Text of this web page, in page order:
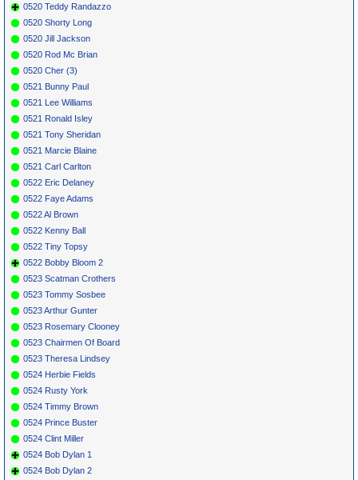
0520 Teddy Randazzo
0520 Shorty Long
0520 Jill Jackson
0520 Rod Mc Brian
0520 Cher (3)
0521 Bunny Paul
0521 Lee Williams
0521 Ronald Isley
0521 Tony Sheridan
0521 Marcie Blaine
0521 Carl Carlton
0522 Eric Delaney
0522 Faye Adams
0522 Al Brown
0522 Kenny Ball
0522 Tiny Topsy
0522 Bobby Bloom 2
0523 Scatman Crothers
0523 Tommy Sosbee
0523 Arthur Gunter
0523 Rosemary Clooney
0523 Chairmen Of Board
0523 Theresa Lindsey
0524 Herbie Fields
0524 Rusty York
0524 Timmy Brown
0524 Prince Buster
0524 Clint Miller
0524 Bob Dylan 1
0524 Bob Dylan 2